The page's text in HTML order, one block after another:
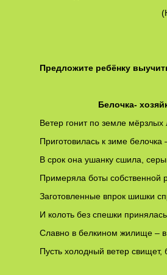
(Николай
Предложите ребёнку
Белочка-
Ветер гонит по земле мёрзлых
Приготовилась к зиме белочка
В срок она ушанку сшила,
Примеряла боты собственной
Заготовленные впрок шишки
И колоть без спешки
Славно в белкином жилище –
Пусть холодный ветер свищет,